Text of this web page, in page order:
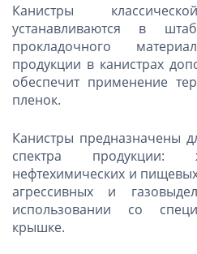
Канистры
устанавливаются в
прокладочного
продукции в канистрах
обеспечит применение
пленок.
Канистры предназначены
спектра продукции:
нефтехимических и
агрессивных и
использовании со
крышке.